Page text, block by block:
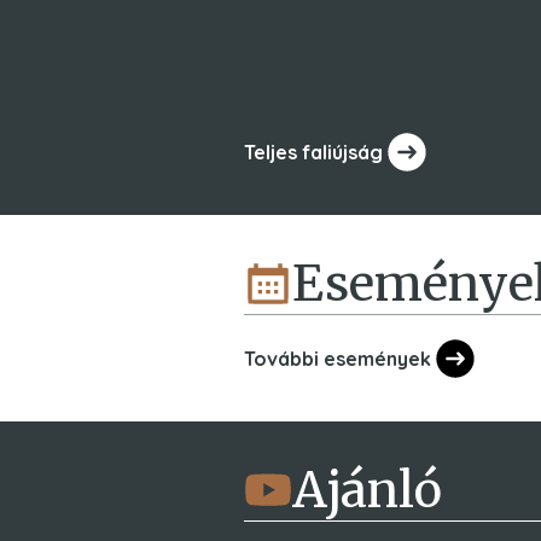
Teljes faliújság
További események
Ajánló